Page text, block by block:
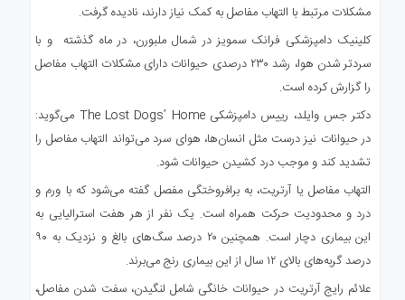
مشکلات مرتبط با التهاب مفاصل به کمک نیاز دارند، نادیده گرفت.
کلینیک دامپزشکی فرانک سمویز در شمال ملبورن، در ماه گذشته و با
سردتر شدن هوا، رشد ۲۳۰ درصدی حیوانات دارای مشکلات التهاب مفاصل
را گزارش کرده است.
دکتر جس وایلد، رییس دامپزشکی The Lost Dogs’ Home می‌گوید:
در حیوانات نیز درست مثل انسان‌ها، هوای سرد می‌تواند التهاب مفاصل را
تشدید کند و موجب درد کشیدن حیوانات شود.
التهاب مفاصل یا آرتریت، به برافروختگی مفصل گفته می‌شود که با ورم و
درد و محدودیت حرکت همراه است. یک نفر از هر هفت استرالیایی به
این بیماری دچار است. همچنین ۲۰ درصد سگ‌های بالغ و نزدیک به ۹۰
درصد گربه‌های بالای ۱۲ سال از این بیماری رنج می‌برند.
علائم رایج آرتریت در حیوانات خانگی شامل لنگیدن، سفت شدن مفاصل،